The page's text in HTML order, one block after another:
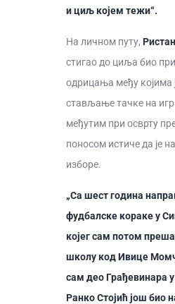
и циљ којем тежи“.
На личном путу,
стигао до циља био
одрицања међу којима
стављање тачке на
међутим при осврту
поносом истиче да је
изборе.
„Са шест година
фудбалске кораке у
којег сам потом
школу код Ивице
сам део Грађевинара
Ранко Стојић још био